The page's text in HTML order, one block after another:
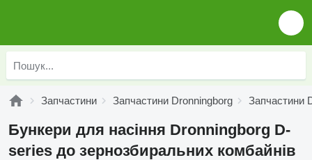
Запчастини Запчастини Dronningborg Запчастини
Бункери для насіння Dronningborg D-
series до зернозбиральних комбайнів